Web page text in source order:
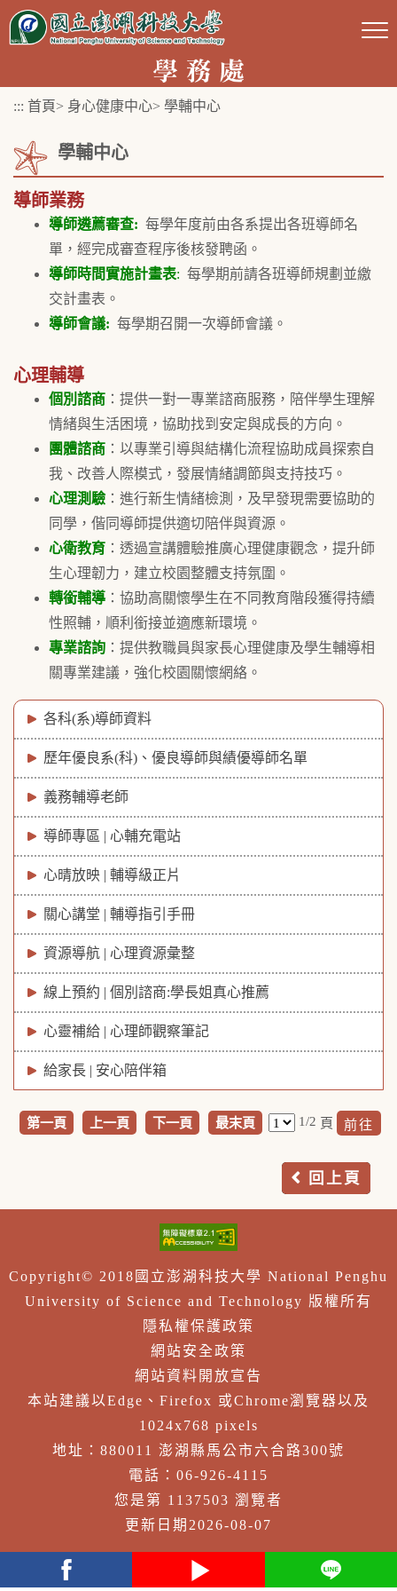
跳
::: 首頁> 身心健康中心> 學輔中心
學輔中心
導師業務
導師遴薦審查: 每學年度前由各系提出各班導師名
單，經完成審查程序後核發聘函。
導師時間實施計畫表: 每學期前請各班導師規劃並繳
交計畫表。
導師會議: 每學期召開一次導師會議。
心理輔導
個別諮商 ：​提供一對一專業諮商服務，陪伴學生理解
情緒與生活困境，協助找到安定與成長的方向。
團體諮商 ：以專業引導與結構化流程協助成員探索自
我、改善人際模式，發展情緒調節與支持技巧。
心理測驗 ：​進行新生情緒檢測，及早發現需要協助的
同學，偕同導師提供適切陪伴與資源。
心衛教育 ：透過宣講體驗推廣心理健康觀念，提升師
生心理韌力，建立校園整體支持氛圍。
轉銜輔導：​協助高關懷學生在不同教育階段獲得持續
性照輔，順利銜接並適應新環境。
專業諮詢 ：提供教職員與家長心理健康及學生輔導相
關專業建議，強化校園關懷網絡。
各科(系)導師資料
歷年優良系(科)、優良導師與績優導師名單
義務輔導老師
導師專區 | 心輔充電站
心晴放映 | 輔導級正片
關心講堂 | 輔導指引手冊
資源導航 | 心理資源彙整
線上預約 | 個別諮商:學長姐真心推薦
心靈補給 | 心理師觀察筆記
給家長 | 安心陪伴箱
第一頁 上一頁 下一頁 最末頁 1/2 頁
回上頁
Copyright© 2018國立澎湖科技大學 National Penghu
University of Science and Technology 版權所有
隱私權保護政策
網站安全政策
網站資料開放宣告
本站建議以Edge、Firefox 或Chrome瀏覽器以及
1024x768 pixels
地址：880011 澎湖縣馬公市六合路300號
電話：06-926-4115
您是第 1137503 瀏覽者
更新日期2026-08-07